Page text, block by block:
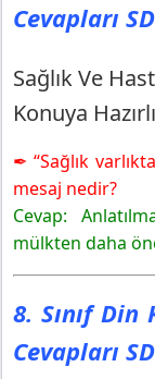
Cevapları
Sağlık Ve
Konuya
✒ “Sağlık
mesaj nedir?
Cevap:
mülkten daha
8. Sınıf
Cevapları